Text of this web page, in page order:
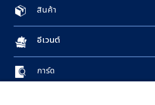
สินค้า
อีเวนต์
การ์ด